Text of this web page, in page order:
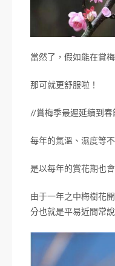
當然了，假如能在賞
那可就更舒服啦！
//賞梅季最遲延續到
每年的氣溫、濕度等
是以每年的賞花期也
由于一年之中梅樹花
分也就是平易近間常